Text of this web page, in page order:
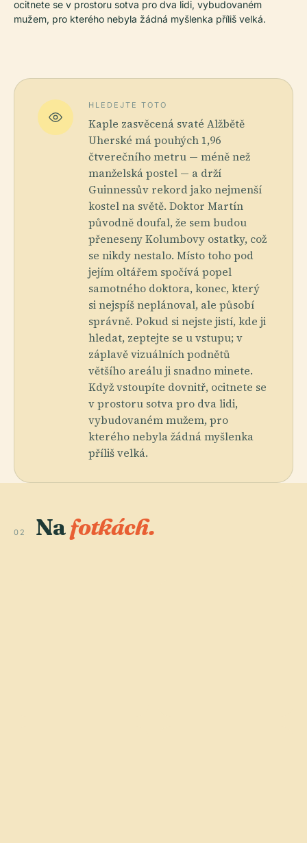
ocitnete se v prostoru sotva pro dva lidi, vybudovaném
mužem, pro kterého nebyla žádná myšlenka příliš velká.
HLEDEJTE TOTO
Kaple zasvěcená svaté Alžbětě
Uherské má pouhých 1,96
čtverečního metru — méně než
manželská postel — a drží
Guinnessův rekord jako nejmenší
kostel na světě. Doktor Martín
původně doufal, že sem budou
přeneseny Kolumbovy ostatky, což
se nikdy nestalo. Místo toho pod
jejím oltářem spočívá popel
samotného doktora, konec, který
si nejspíš neplánoval, ale působí
správně. Pokud si nejste jistí, kde ji
hledat, zeptejte se u vstupu; v
záplavě vizuálních podnětů
většího areálu ji snadno minete.
Když vstoupíte dovnitř, ocitnete se
v prostoru sotva pro dva lidi,
vybudovaném mužem, pro
kterého nebyla žádná myšlenka
příliš velká.
02 Nafotkách.